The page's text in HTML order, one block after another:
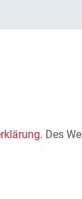
. Des